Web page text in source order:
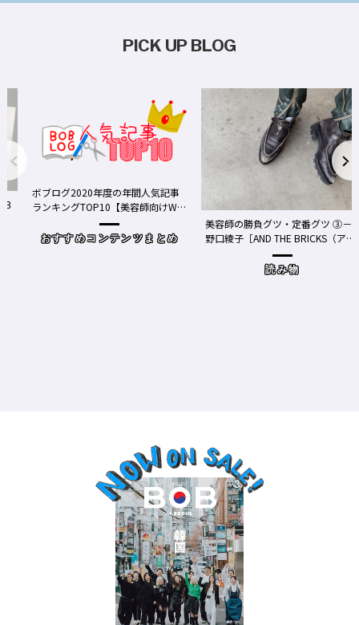
PICK UP BLOG
ボブログ2020年度の年間人気記事
ランキングTOP10【美容師向けWe
おすすめコンテンツまとめ
美容師の勝負グツ・定番グツ ③－
野口綾子［AND THE BRICKS（アン
ドザブリックス）／神奈川県鎌倉
読み物